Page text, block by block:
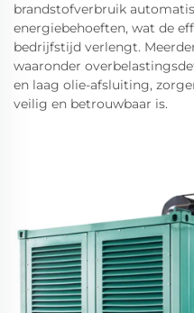
brandstofverbruik
energiebehoeften, wat de
bedrijfstijd verlengt.
waaronder
en laag olie-afsluiting,
veilig en betrouwbaar is.